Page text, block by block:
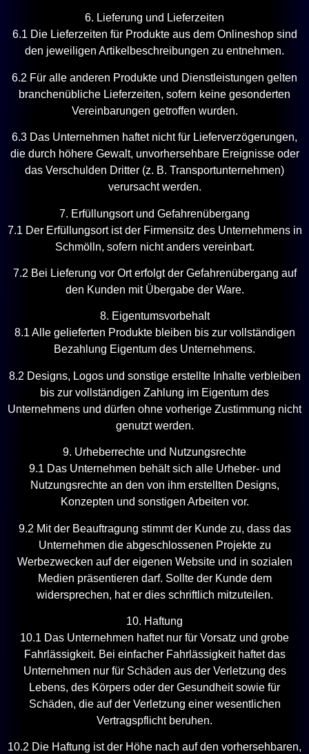
6. Lieferung und Lieferzeiten
6.1 Die Lieferzeiten für Produkte aus dem Onlineshop sind
den jeweiligen Artikelbeschreibungen zu entnehmen.
6.2 Für alle anderen Produkte und Dienstleistungen gelten
branchenübliche Lieferzeiten, sofern keine gesonderten
Vereinbarungen getroffen wurden.
6.3 Das Unternehmen haftet nicht für Lieferverzögerungen,
die durch höhere Gewalt, unvorhersehbare Ereignisse oder
das Verschulden Dritter (z. B. Transportunternehmen)
verursacht werden.
7. Erfüllungsort und Gefahrenübergang
7.1 Der Erfüllungsort ist der Firmensitz des Unternehmens in
Schmölln, sofern nicht anders vereinbart.
7.2 Bei Lieferung vor Ort erfolgt der Gefahrenübergang auf
den Kunden mit Übergabe der Ware.
8. Eigentumsvorbehalt
8.1 Alle gelieferten Produkte bleiben bis zur vollständigen
Bezahlung Eigentum des Unternehmens.
8.2 Designs, Logos und sonstige erstellte Inhalte verbleiben
bis zur vollständigen Zahlung im Eigentum des
Unternehmens und dürfen ohne vorherige Zustimmung nicht
genutzt werden.
9. Urheberrechte und Nutzungsrechte
9.1 Das Unternehmen behält sich alle Urheber- und
Nutzungsrechte an den von ihm erstellten Designs,
Konzepten und sonstigen Arbeiten vor.
9.2 Mit der Beauftragung stimmt der Kunde zu, dass das
Unternehmen die abgeschlossenen Projekte zu
Werbezwecken auf der eigenen Website und in sozialen
Medien präsentieren darf. Sollte der Kunde dem
widersprechen, hat er dies schriftlich mitzuteilen.
10. Haftung
10.1 Das Unternehmen haftet nur für Vorsatz und grobe
Fahrlässigkeit. Bei einfacher Fahrlässigkeit haftet das
Unternehmen nur für Schäden aus der Verletzung des
Lebens, des Körpers oder der Gesundheit sowie für
Schäden, die auf der Verletzung einer wesentlichen
Vertragspflicht beruhen.
10.2 Die Haftung ist der Höhe nach auf den vorhersehbaren,